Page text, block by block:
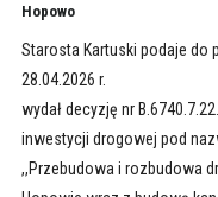
Hopowo
Starosta Kartuski podaje do
28.04.2026 r.
wydał decyzję nr
inwestycji drogowej pod
,,Przebudowa i rozbudowa